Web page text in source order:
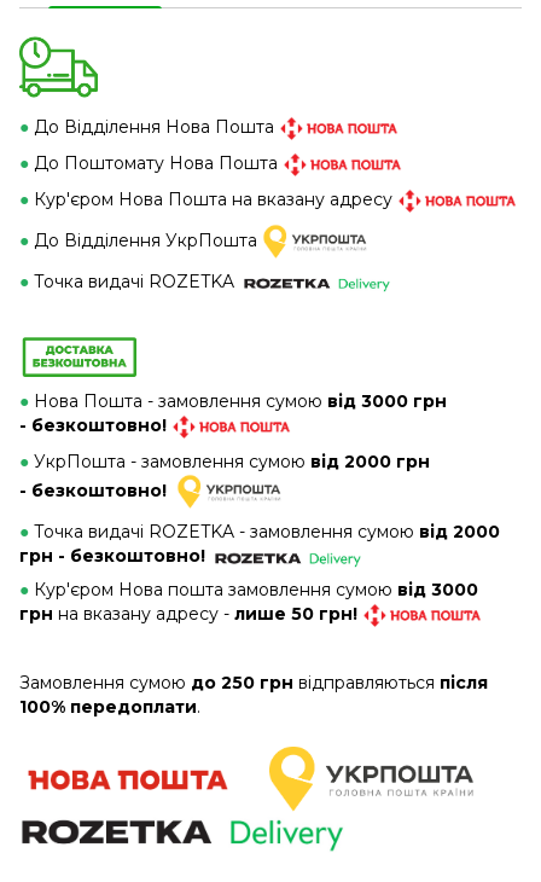
● До Відділення Нова Пошта
● До Поштомату Нова Пошта
● Кур'єром Нова Пошта на вказану адресу
● До Відділення УкрПошта
● Точка видачі ROZETKA
● Нова Пошта - замовлення сумою від 3000 грн
- безкоштовно!
● УкрПошта - замовлення сумою від 2000 грн
- безкоштовно!
● Точка видачі ROZETKA - замовлення сумою від 2000
грн - безкоштовно!
● Кур'єром Нова пошта замовлення сумою від 3000
грн на вказану адресу - лише 50 грн!
Замовлення сумою до 250 грн відправляються після
100% передоплати.